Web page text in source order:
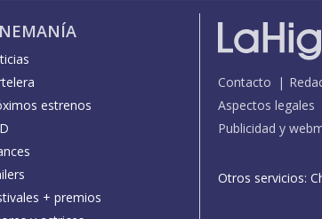
estrenos
+ premios
Contacto
Aspectos legales
Publicidad y
Otros servicios: